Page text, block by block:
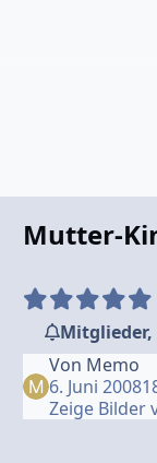
Mutter-
Mitglieder,
Von Memo
6. Juni 2008
Zeige Bilder